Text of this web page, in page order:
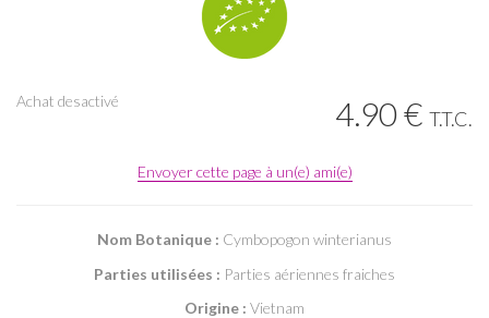
4.90€ T.T.C.
Achat desactivé
Envoyer cette page à un(e) ami(e)
Nom Botanique : Cymbopogon winterianus
Parties utilisées : Parties aériennes fraiches
Origine : Vietnam